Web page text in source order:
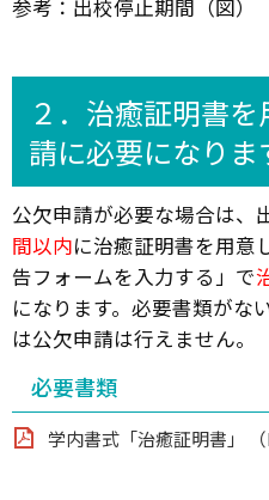
参考：出校停止期間（図）
２．治癒証明書
請に必要になりま
公欠申請が必要な場合は、
間以内に治癒証明書を用意
告フォームを入力する」で
になります。必要書類がな
は公欠申請は行えません。
必要書類
学内書式「治癒証明書」 （